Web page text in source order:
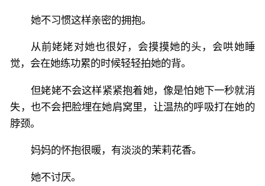
她不习惯这样亲密的拥抱。
从前姥姥对她也很好，会摸摸她的头，会哄她睡
觉，会在她练功累的时候轻轻拍她的背。
但姥姥不会这样紧紧抱着她，像是怕她下一秒就消
失，也不会把脸埋在她肩窝里，让温热的呼吸打在她的
脖颈。
妈妈的怀抱很暖，有淡淡的茉莉花香。
她不讨厌。